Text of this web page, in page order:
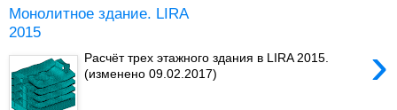
Монолитное здание. LIRA
2015
›
Расчёт трех этажного здания в LIRA 2015.
(изменено 09.02.2017)